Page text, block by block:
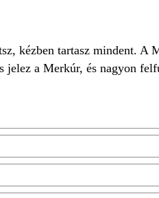
kézben tartasz mindent.
jelez a Merkúr, és nagyon